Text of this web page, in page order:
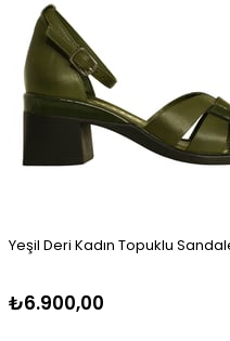
Yeşil Deri Kadın Topuklu
₺6.900,00